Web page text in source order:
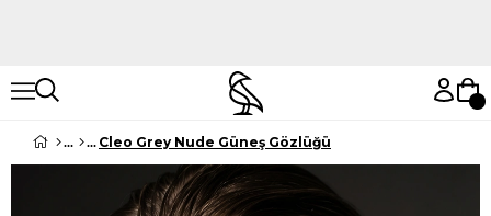
Cleo Grey Nude Güneş Gözlüğü